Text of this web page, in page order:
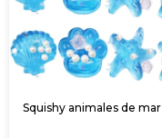
Squishy animales de mar